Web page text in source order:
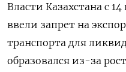
Власти Казахстана с
ввели запрет на
транспорта для
образовался из-за